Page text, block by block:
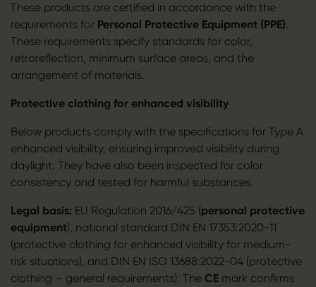
These products are certified in accordance with the
requirements for Personal Protective Equipment (PPE).
These requirements specify standards for color,
retroreflection, minimum surface areas, and the
arrangement of materials.
Protective clothing for enhanced visibility
Below products comply with the specifications for Type A
enhanced visibility, ensuring improved visibility during
daylight. They have also been inspected for color
consistency and tested for harmful substances.
Legal basis: EU Regulation 2016/425 (personal protective
equipment), national standard DIN EN 17353:2020-11
(protective clothing for enhanced visibility for medium-
risk situations), and DIN EN ISO 13688:2022-04 (protective
clothing – general requirements). The CEmark confirms